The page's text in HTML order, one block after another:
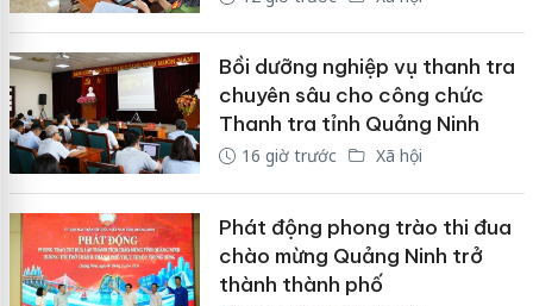
Bồi dưỡng nghiệp vụ thanh tra
chuyên sâu cho công chức
Thanh tra tỉnh Quảng Ninh
16 giờ trước Xã hội
Phát động phong trào thi đua
chào mừng Quảng Ninh trở
thành thành phố